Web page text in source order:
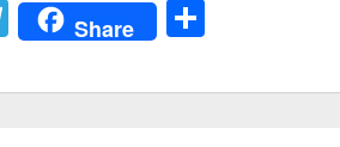
T
el
e
Share
m